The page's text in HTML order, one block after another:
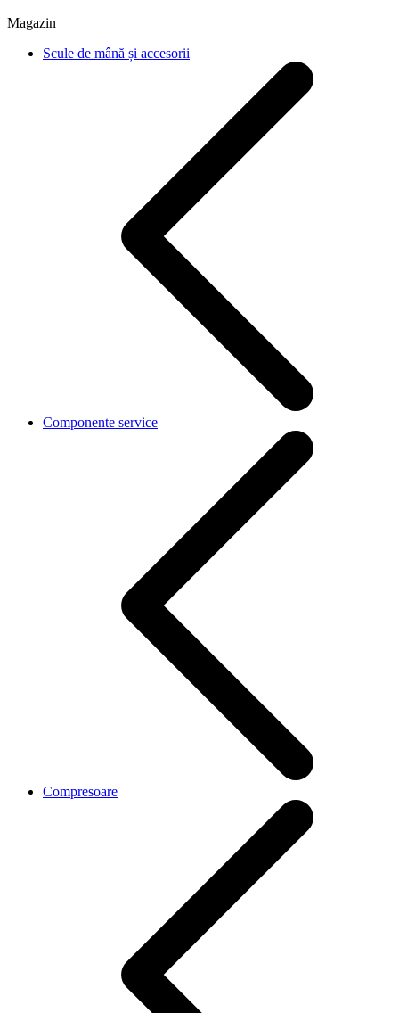
Magazin
Scule de mână și accesorii
Componente service
Compresoare